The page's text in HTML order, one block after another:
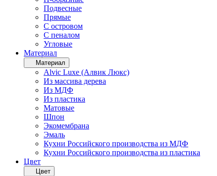
Подвесные
Прямые
С островом
С пеналом
Угловые
Материал
Материал
Alvic Luxe (Алвик Люкс)
Из массива дерева
Из МДФ
Из пластика
Матовые
Шпон
Экомембрана
Эмаль
Кухни Российского производства из МДФ
Кухни Российского производства из пластика
Цвет
Цвет